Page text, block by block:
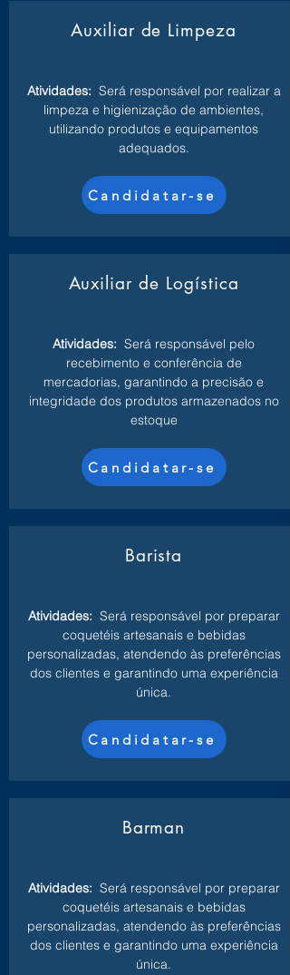
Auxiliar de Limpeza
Atividades: Será responsável por realizar a
limpeza e higienização de ambientes,
utilizando produtos e equipamentos
adequados.
Candidatar-se
Auxiliar de Logística
Atividades: Será responsável pelo
recebimento e conferência de
mercadorias, garantindo a precisão e
integridade dos produtos armazenados no
estoque
Candidatar-se
Barista
Atividades: Será responsável por preparar
coquetéis artesanais e bebidas
personalizadas, atendendo às preferências
dos clientes e garantindo uma experiência
única.
Candidatar-se
Barman
Atividades: Será responsável por preparar
coquetéis artesanais e bebidas
personalizadas, atendendo às preferências
dos clientes e garantindo uma experiência
única.